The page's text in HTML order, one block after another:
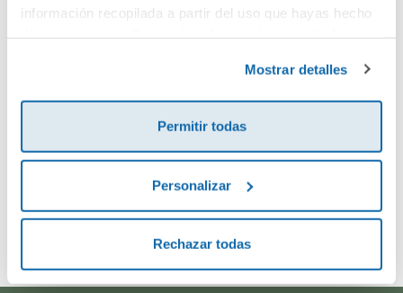
información recopilada a partir del uso que hayas hecho
Mostrar detalles
Permitir todas
Personalizar
Rechazar todas
Envía tu opinión